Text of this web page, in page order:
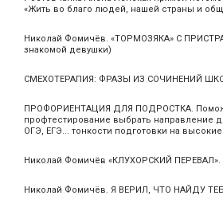
«Жить во благо людей, нашей страны и
Николай Фомичёв. «ТОРМОЗЯКА» С
знакомой девушки)
СМЕХОТЕРАПИЯ: ФРАЗЫ ИЗ СОЧИНЕНИЙ
ПРОФОРИЕНТАЦИЯ ДЛЯ ПОДРОСТКА.
профтестирование выбрать направление
ОГЭ, ЕГЭ... тонкости подготовки на
Николай Фомичёв «КЛУХОРСКИЙ ПЕРЕВАЛ».
Николай Фомичёв. Я ВЕРИЛ, ЧТО НАЙДУ